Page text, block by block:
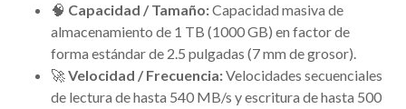
🧠 Capacidad / Tamaño:Capacidad masiva de
almacenamiento de 1 TB (1000 GB) en factor de
forma estándar de 2.5 pulgadas (7 mm de grosor).
🚀Velocidad / Frecuencia:Velocidades secuenciales
de lectura de hasta 540 MB/s y escritura de hasta 500